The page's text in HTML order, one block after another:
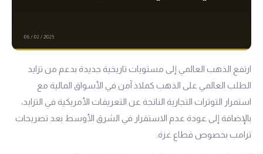
ارتفع الذهب العالمي إلى مستويات تاريخية جديدة بدعم من تزايد
الطلب العالمي على الذهب كملاذ آمن في الأسواق المالية مع
استمرار التوترات التجارية الناتجة عن التعريفات الأمريكية في التزايد،
بالإضافة إلى عودة عدم الاستقرار في الشرق الأوسط بعد تصريحات
ترامب بخصوص قطاع غزة.